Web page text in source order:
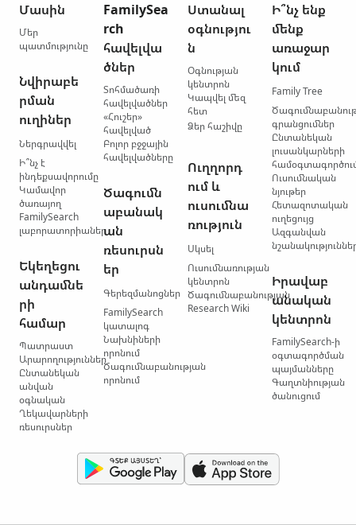
Մասին
Մեր
պատմությունը
Նվիրաբե
րման
ուղիներ
Ներգրավվել
Ի՞նչ է
ինդեքսավորումը
Կամավոր
ծառայող
FamilySearch
լաբորատորիաներ
Եկեղեցու
անդամնե
րի
համար
Պատրաստ
Արարողություններ
Ընտանեկան
անվան
օգնական
Ղեկավարների
ռեսուրսներ
FamilySea
rch
հավելվա
ծներ
Տոհմածառի
հավելվածներ
«Հուշեր»
հավելված
Բոլոր բջջային
հավելվածները
Ծագումն
աբանակ
ան
ռեսուրսն
եր
Գերեզմանոցներ
FamilySearch
կատալոգ
Նախնիների
որոնում
Ծագումնաբանության
որոնում
Ստանալ
օգնությու
ն
Օգնության
կենտրոն
Կապվել մեզ
հետ
Ձեր հաշիվը
Ուղղորդ
ում և
ուսումնա
ռություն
Սկսել
Ուսումնառության
կենտրոն
Ծագումնաբանության
Research Wiki
Ի՞նչ ենք
մենք
առաջար
կում
Family Tree
գրանցումներ
Ընտանեկան
լուսանկարների
Ուսումնական
նյութեր
Հետազոտական
ուղեցույց
Ազգանվան
Իրավաբ
անական
կենտրոն
FamilySearch-ի
օգտագործման
պայմանները
Գաղտնիության
ծանուցում